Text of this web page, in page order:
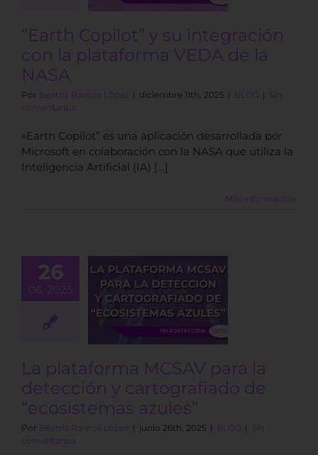
“Earth Copilot” y su integración
con la plataforma VEDA de la
NASA
Por Beatriz Ramos López | diciembre 11th, 2025 | BLOG | Sin
comentarios
«Earth Copilot” es una aplicación desarrollada por
Microsoft en colaboración con la NASA que utiliza la
Inteligencia Artificial (IA) […]
Más información
26
06, 2025
para la
y
de
La plataforma MCSAV para la
detección y cartografiado de
“ecosistemas azules”
Por Beatriz Ramos López | junio 26th, 2025 | BLOG | Sin
comentarios